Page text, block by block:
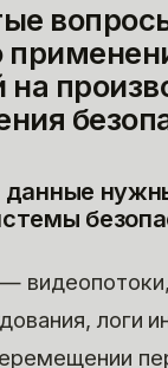
на
данные
логи